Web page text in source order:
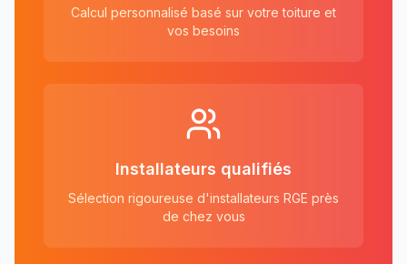
Calcul personnalisé basé sur votre toiture et
vos besoins
Installateurs qualifiés
Sélection rigoureuse d'installateurs RGE près
de chez vous